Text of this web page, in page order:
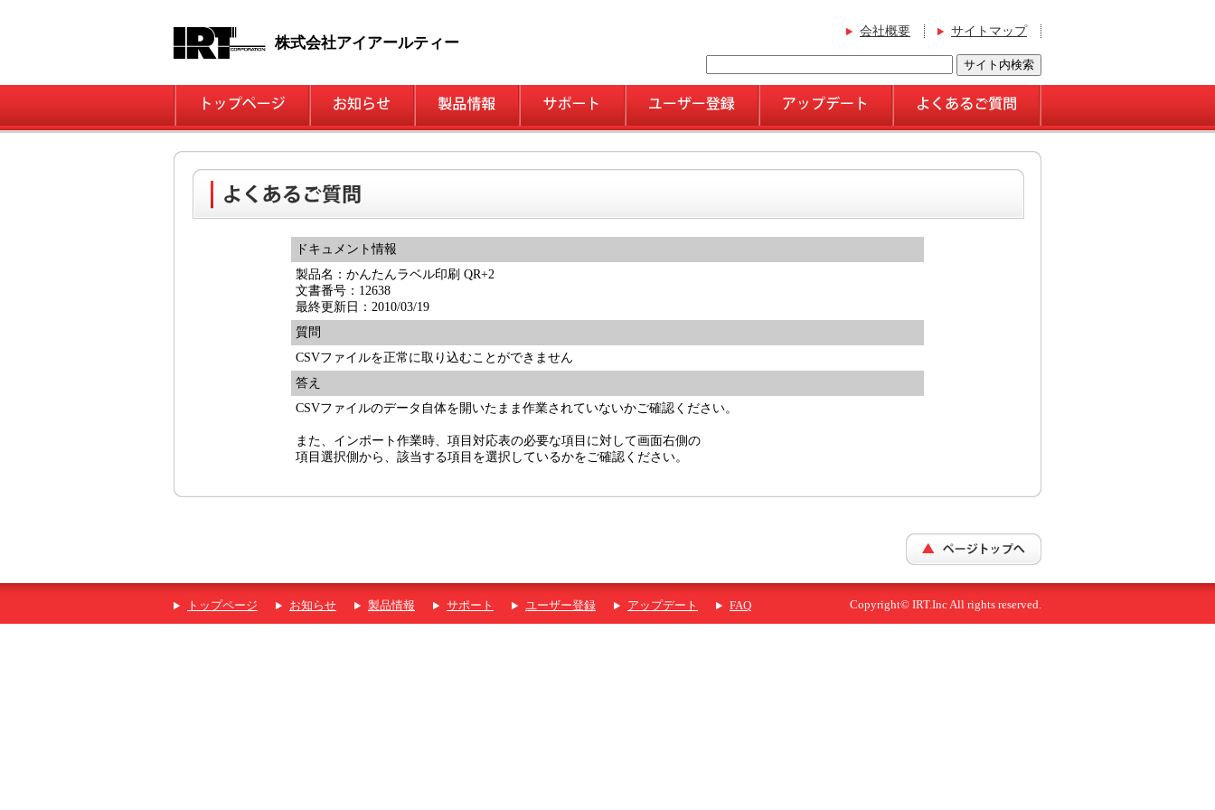
株式会社アイアールティー
会社概要 サイトマップ
ドキュメント情報
製品名：かんたんラベル印刷 QR+2
文書番号：12638
最終更新日：2010/03/19
質問
CSVファイルを正常に取り込むことができません
答え
CSVファイルのデータ自体を開いたまま作業されていないかご確認ください。
また、インポート作業時、項目対応表の必要な項目に対して画面右側の
項目選択側から、該当する項目を選択しているかをご確認ください。
トップページ お知らせ 製品情報 サポート ユーザー登録 アップデート FAQ Copyright© IRT.Inc All rights reserved.